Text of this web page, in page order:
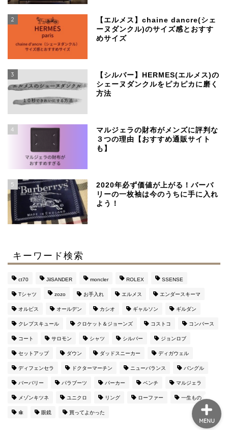
2
【エルメス】chaine dancre(シェ
ーヌダンクル)のサイズ感とおすす
めサイズ
3
【シルバー】HERMES(エルメス)の
シェーヌダンクルをピカピカに磨く
方法
4
マルジェラの財布がメンズに評判な
３つの理由【おすすめ通販サイト
も】
5
2020年必ず価値が上がる！バーバ
リーの一枚袖は今のうちに手に入れ
よう！
キーワード検索
ct70 JilSANDER moncler ROLEX SSENSE
Tシャツ zozo お手入れ エルメス エンダースキーマ
オルビス オールデン カシオ ギャルソン ギルダン
クレプスキュール クロケット＆ジョーンズ コストコ コンバース
コート サロモン シャツ シルバー ジョンロブ
セットアップ ダウン ダッドスニーカー ディガウェル
ディフェンセラ ドクターマーチン ニューバランス バングル
バーバリー パラブーツ パーカー ベンチ マルジェラ
メゾンキツネ ユニクロ リング ローファー 一生もの
傘 眼鏡 買ってよかった
MENU
めブランド
【マルジェラ】足袋ブー
ツのサイズ感と定価より
マルジェラの財布がメン
ズに評判な３つの理由
【おすすめ通販サイト
も】
このブログを運営してい
んな興味持って
ね・・・）